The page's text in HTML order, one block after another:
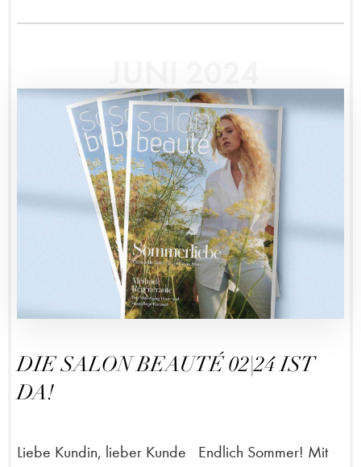
DIE SALON BEAUTÉ 02|24 IST
DA!
Liebe Kundin, lieber Kunde Endlich Sommer! Mit